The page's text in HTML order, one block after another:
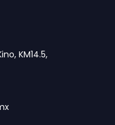
KM14.5,